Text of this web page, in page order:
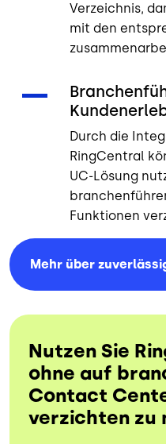
Verzeichnis,
mit den
Durch die
RingCentral
UC-Lösung
Funktionen
Mehr über
Nutzen Sie
ohne auf
Contact
verzichten zu